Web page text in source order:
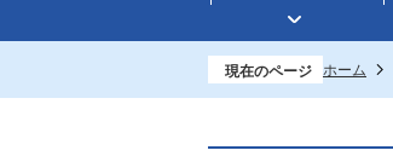
現在のページ ホーム